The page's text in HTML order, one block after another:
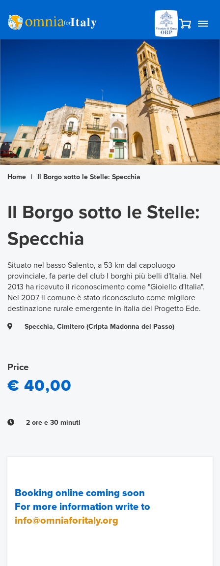
Home | Il Borgo sotto le Stelle: Specchia
Il Borgo sotto le Stelle:
Specchia
Situato nel basso Salento, a 53 km dal capoluogo
provinciale, fa parte del club I borghi più belli d'Italia. Nel
2013 ha ricevuto il riconoscimento come "Gioiello d'Italia".
Nel 2007 il comune è stato riconosciuto come migliore
destinazione rurale emergente in Italia del Progetto Ede.
Specchia, Cimitero (Cripta Madonna del Passo)
Price
€ 40,00
2 ore e 30 minuti
Booking online coming soon
For more information write to
info@omniaforitaly.org